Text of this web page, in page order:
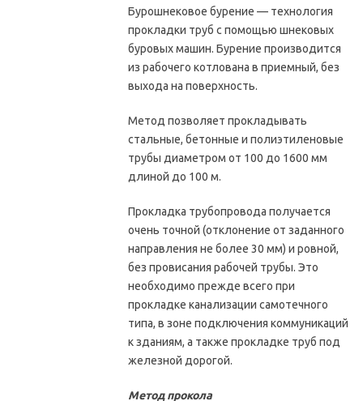
Бурошнековое бурение — технология
прокладки труб с помощью шнековых
буровых машин. Бурение производится
из рабочего котлована в приемный, без
выхода на поверхность.
Метод позволяет прокладывать
стальные, бетонные и полиэтиленовые
трубы диаметром от 100 до 1600 мм
длиной до 100 м.
Прокладка трубопровода получается
очень точной (отклонение от заданного
направления не более 30 мм) и ровной,
без провисания рабочей трубы. Это
необходимо прежде всего при
прокладке канализации самотечного
типа, в зоне подключения коммуникаций
к зданиям, а также прокладке труб под
железной дорогой.
Метод прокола